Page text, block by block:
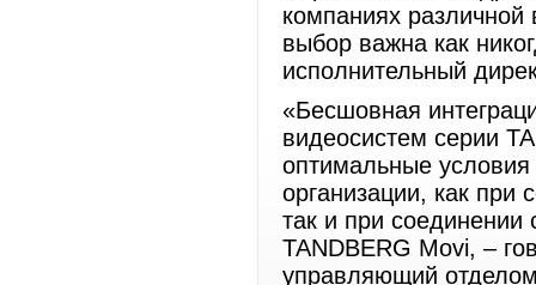
компаниях
выбор важна как
исполнительный
«Бесшовная
видеосистем серии
оптимальные условия
организации, как при
так и при
TANDBERG Movi, –
управляющий